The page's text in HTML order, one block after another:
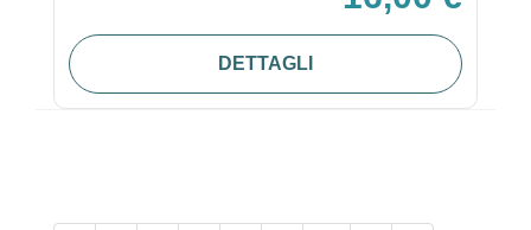
DETTAGLI